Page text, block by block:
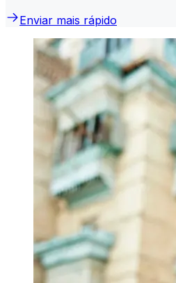
Enviar mais rápido